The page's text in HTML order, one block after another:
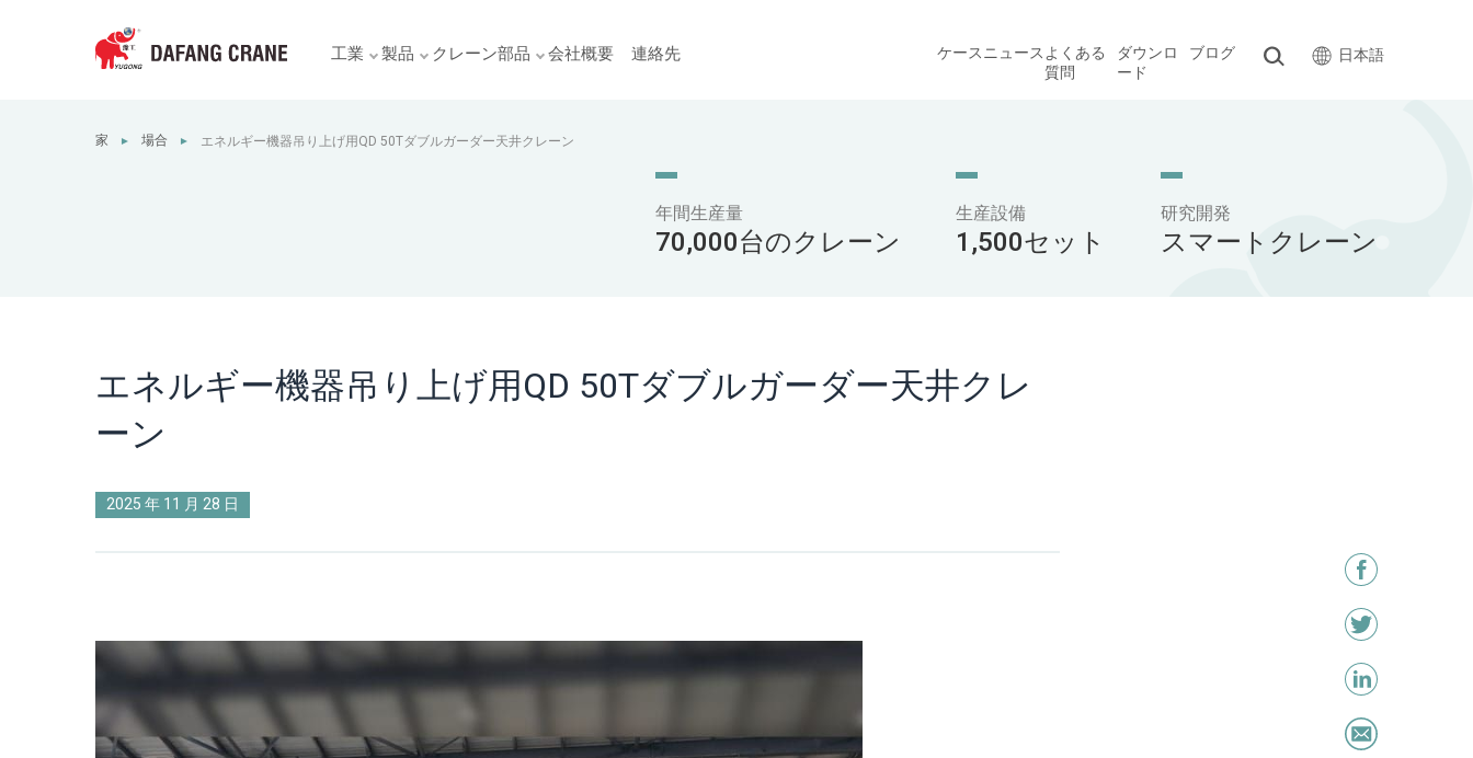
工業 製品 クレーン部品 会社概要 連絡先 ケースニュースよくある
質問
ダウンロ
ード
ブログ 日本語
家 ► 場合 ► エネルギー機器吊り上げ用QD 50Tダブルガーダー天井クレーン
年間生産量
70,000台のクレーン
生産設備
1,500セット
研究開発
スマートクレーン
エネルギー機器吊り上げ用QD 50Tダブルガーダー天井クレ
ーン
2025 年 11 月 28 日